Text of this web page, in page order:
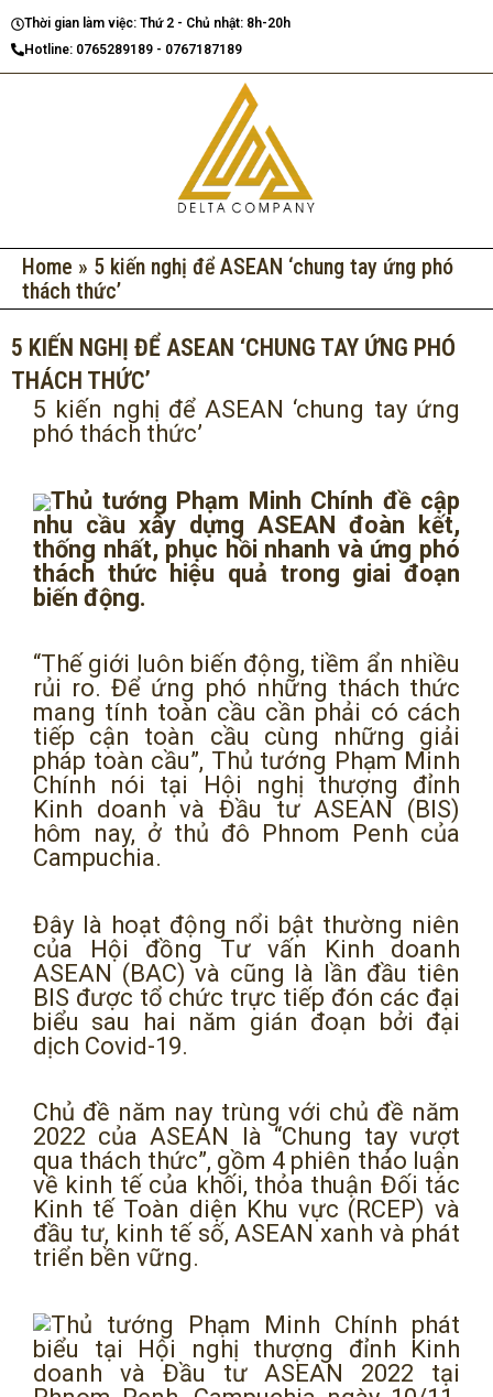
tới
nội
Thời gian làm việc: Thứ 2 - Chủ nhật: 8h-20h
Hotline: 0765289189 - 0767187189
Home » 5 kiến nghị để ASEAN ‘chung tay ứng phó
thách thức’
5 KIẾN NGHỊ ĐỂ ASEAN ‘CHUNG TAY ỨNG PHÓ
THÁCH THỨC’
5 kiến nghị để ASEAN ‘chung tay ứng
phó thách thức’
Thủ tướng Phạm Minh Chính đề cập
nhu cầu xây dựng ASEAN đoàn kết,
thống nhất, phục hồi nhanh và ứng phó
thách thức hiệu quả trong giai đoạn
biến động.
“Thế giới luôn biến động, tiềm ẩn nhiều
rủi ro. Để ứng phó những thách thức
mang tính toàn cầu cần phải có cách
tiếp cận toàn cầu cùng những giải
pháp toàn cầu”, Thủ tướng Phạm Minh
Chính nói tại Hội nghị thượng đỉnh
Kinh doanh và Đầu tư ASEAN (BIS)
hôm nay, ở thủ đô Phnom Penh của
Campuchia.
Đây là hoạt động nổi bật thường niên
của Hội đồng Tư vấn Kinh doanh
ASEAN (BAC) và cũng là lần đầu tiên
BIS được tổ chức trực tiếp đón các đại
biểu sau hai năm gián đoạn bởi đại
dịch Covid-19.
Chủ đề năm nay trùng với chủ đề năm
2022 của ASEAN là “Chung tay vượt
qua thách thức”, gồm 4 phiên thảo luận
về kinh tế của khối, thỏa thuận Đối tác
Kinh tế Toàn diện Khu vực (RCEP) và
đầu tư, kinh tế số, ASEAN xanh và phát
triển bền vững.